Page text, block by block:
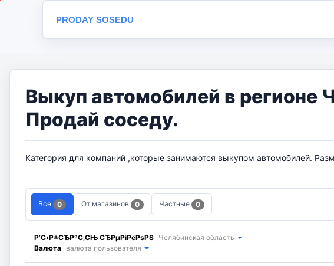
PRODAY SOSEDU
Выкуп автомобилей в регионе
Продай соседу.
Категория для компаний ,которые занимаются выкупом автомобилей.
Все 0 От магазинов 0 Частные 0
Р’С‹Р±СЂР°С‚СЊ СЂРµРіРёРѕРЅ Челябинская область
Валюта валюта пользователя